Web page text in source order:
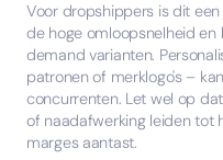
Voor dropshippers is dit
de hoge omloopsnelheid
demand varianten.
patronen of merklogo's –
concurrenten. Let wel op
of naadafwerking leiden tot
marges aantast.